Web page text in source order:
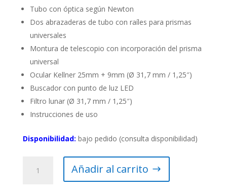
Tubo con óptica según Newton
Dos abrazaderas de tubo con raíles para prismas
universales
Montura de telescopio con incorporación del prisma
universal
Ocular Kellner 25mm + 9mm (Ø 31,7 mm / 1,25″)
Buscador con punto de luz LED
Filtro lunar (Ø 31,7 mm / 1,25″)
Instrucciones de uso
Disponibilidad: bajo pedido (consulta disponibilidad)
BRESSER
Añadir al carrito